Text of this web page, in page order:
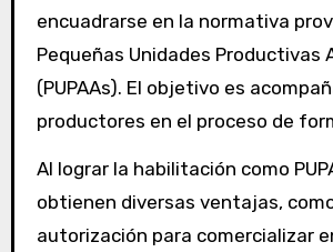
encuadrarse en la normativa
Pequeñas Unidades Productivas
(PUPAAs). El objetivo es
productores en el proceso de
Al lograr la habilitación como
obtienen diversas ventajas,
autorización para comercializar